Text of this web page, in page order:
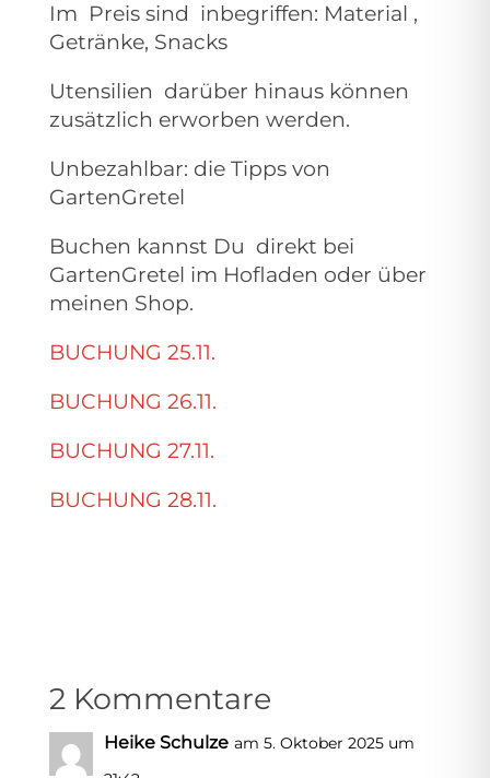
Im Preis sind inbegriffen: Material ,
Getränke, Snacks
Utensilien darüber hinaus können
zusätzlich erworben werden.
Unbezahlbar: die Tipps von
GartenGretel
Buchen kannst Du direkt bei
GartenGretel im Hofladen oder über
meinen Shop.
BUCHUNG 25.11.
BUCHUNG 26.11.
BUCHUNG 27.11.
BUCHUNG 28.11.
2 Kommentare
Heike Schulze am 5. Oktober 2025 um